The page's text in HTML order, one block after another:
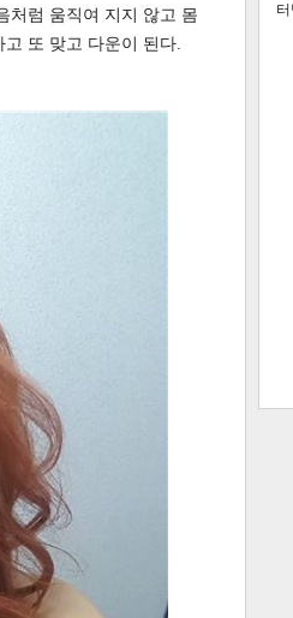
트 크
처럼 움직여 지지 않고 몸
또 맞고 다운이 된다.